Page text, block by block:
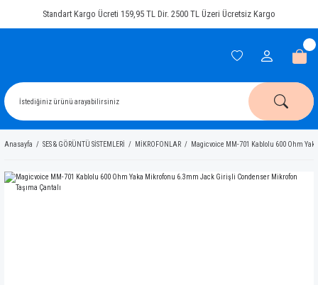
Standart Kargo Ücreti 159,95 TL Dir. 2500 TL Üzeri Ücretsiz Kargo
Anasayfa SES & GÖRÜNTÜ SİSTEMLERİ MİKROFONLAR Magicvoice MM-701 Kablolu 600 Ohm